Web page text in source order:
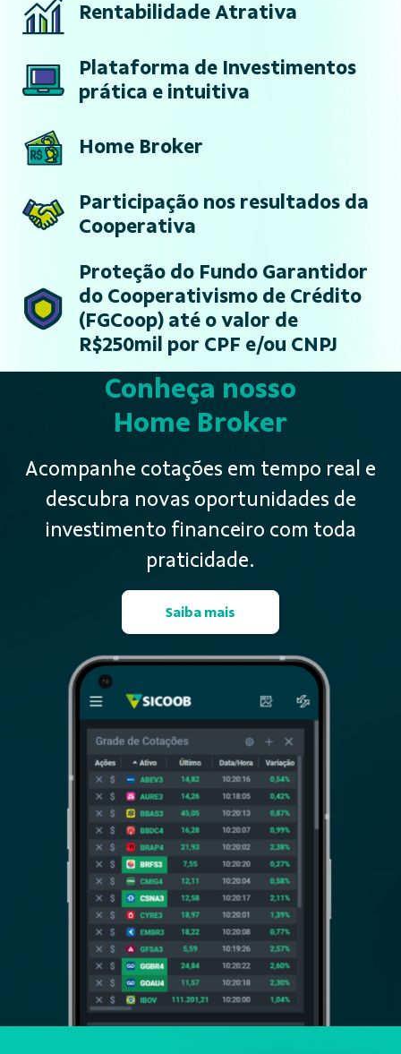
Rentabilidade Atrativa
Plataforma de Investimentos
prática e intuitiva
Home Broker
Participação nos resultados da
Cooperativa
Proteção do Fundo Garantidor
do Cooperativismo de Crédito
(FGCoop) até o valor de
R$250mil por CPF e/ou CNPJ
Conheça nosso
Home Broker
Acompanhe cotações em tempo real e
descubra novas oportunidades de
investimento financeiro com toda
praticidade.
Saiba mais